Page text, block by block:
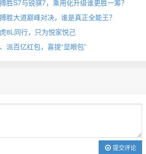
胜S7与锐骐7，乘用化升级谁更胜一筹？
胜大道巅峰对决，谁是真正全能王？
8L同行，只为悦家悦己
派百亿红包，喜提“显眼包”
提交评论